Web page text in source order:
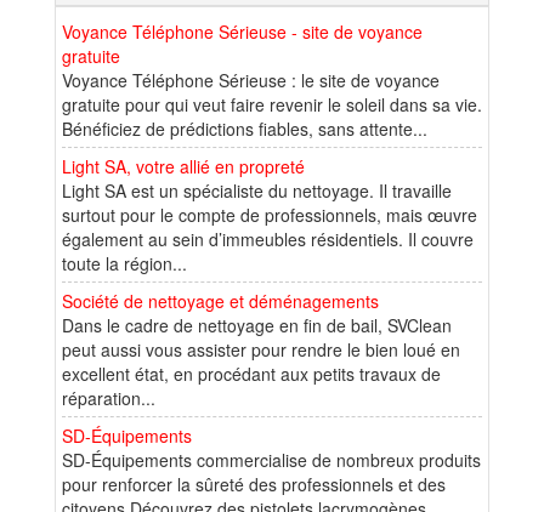
Voyance Téléphone Sérieuse - site de voyance
gratuite
Voyance Téléphone Sérieuse : le site de voyance
gratuite pour qui veut faire revenir le soleil dans sa vie.
Bénéficiez de prédictions fiables, sans attente...
Light SA, votre allié en propreté
Light SA est un spécialiste du nettoyage. Il travaille
surtout pour le compte de professionnels, mais œuvre
également au sein d’immeubles résidentiels. Il couvre
toute la région...
Société de nettoyage et déménagements
Dans le cadre de nettoyage en fin de bail, SVClean
peut aussi vous assister pour rendre le bien loué en
excellent état, en procédant aux petits travaux de
réparation...
SD-Équipements
SD-Équipements commercialise de nombreux produits
pour renforcer la sûreté des professionnels et des